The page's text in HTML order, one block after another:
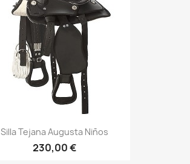
Silla Tejana Augusta Niños
230,00 €